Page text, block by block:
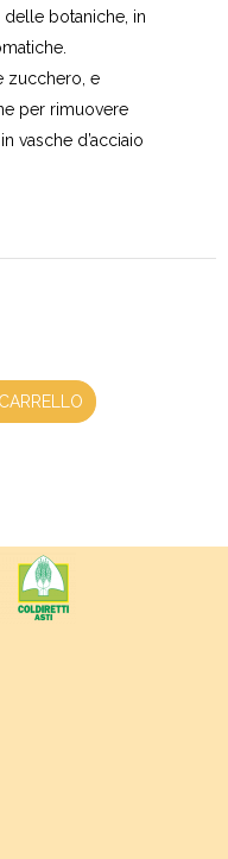
botaniche, in
zucchero, e
per rimuovere
vasche d’acciaio